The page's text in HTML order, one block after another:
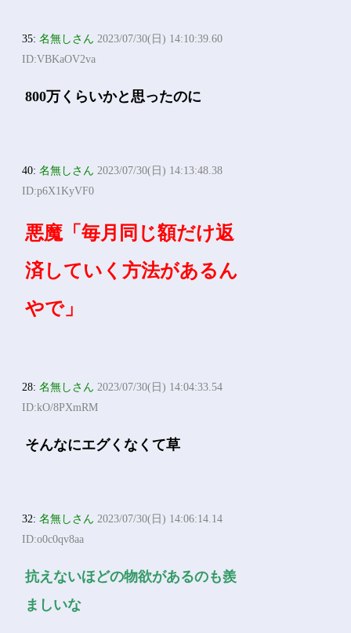
35:名無しさん 2023/07/30(日) 14:10:39.60
ID:VBKaOV2va
800万くらいかと思ったのに
40:名無しさん 2023/07/30(日) 14:13:48.38
ID:p6X1KyVF0
悪魔「毎月同じ額だけ返
済していく方法があるん
やで」
28:名無しさん 2023/07/30(日) 14:04:33.54
ID:kO/8PXmRM
そんなにエグくなくて草
32:名無しさん 2023/07/30(日) 14:06:14.14
ID:o0c0qv8aa
抗えないほどの物欲があるのも羨
ましいな